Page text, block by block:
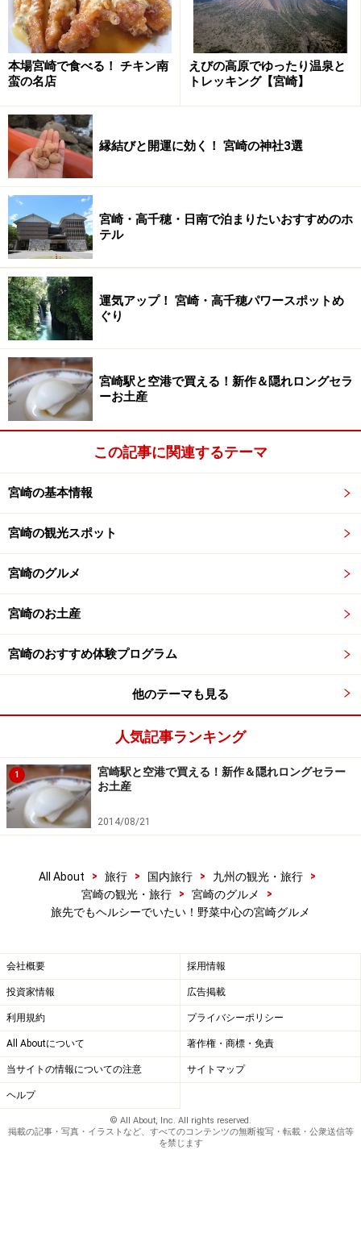
本場宮崎で食べる！ チキン南
蛮の名店
えびの高原でゆったり温泉と
トレッキング【宮崎】
縁結びと開運に効く！ 宮崎の神社3選
宮崎・高千穂・日南で泊まりたいおすすめのホ
テル
運気アップ！ 宮崎・高千穂パワースポットめ
ぐり
宮崎駅と空港で買える！新作＆隠れロングセラ
ーお土産
この記事に関連するテーマ
宮崎の基本情報
宮崎の観光スポット
宮崎のグルメ
宮崎のお土産
宮崎のおすすめ体験プログラム
他のテーマも見る
人気記事ランキング
1
宮崎駅と空港で買える！新作＆隠れロングセラー
お土産
2014/08/21
All About > 旅行 > 国内旅行 > 九州の観光・旅行
>
宮崎の観光・旅行
> 宮崎のグルメ
>
旅先でもヘルシーでいたい！野菜中心の宮崎グルメ
会社概要 採用情報
投資家情報 広告掲載
利用規約 プライバシーポリシー
All Aboutについて 著作権・商標・免責
当サイトの情報についての注意 サイトマップ
ヘルプ
© All About, Inc. All rights reserved.
掲載の記事・写真・イラストなど、すべてのコンテンツの無断複写・転載・公衆送信等
を禁じます